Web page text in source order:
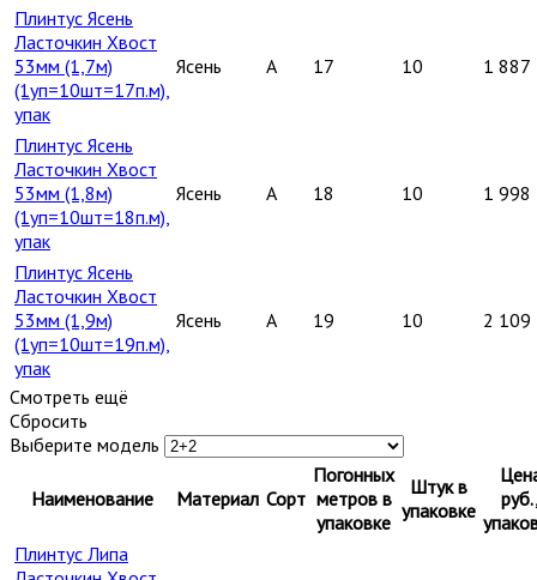
Плинтус Ясень
Ласточкин Хвост
53мм (1,7м)
(1уп=10шт=17п.м),
упак
Ясень A 17 10 1 887
Плинтус Ясень
Ласточкин Хвост
53мм (1,8м)
(1уп=10шт=18п.м),
упак
Ясень A 18 10 1 998
Плинтус Ясень
Ласточкин Хвост
53мм (1,9м)
(1уп=10шт=19п.м),
упак
Ясень A 19 10 2 109
Смотреть ещё
Сбросить
Выберите модель
Наименование Материал Сорт
Погонных
метров в
упаковке
Штук в
упаковке
Плинтус Липа